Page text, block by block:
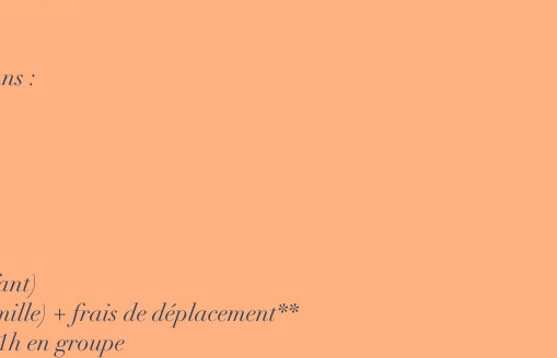
:
+ frais de déplacement**
en groupe